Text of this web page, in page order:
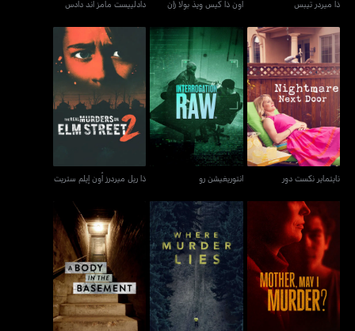
ذا ميردر تيبس أون ذا كيس ويذ بولا زان دادلييست مامز أند دادس
نايتماير نكست دور
نايتماير نكست دور
انتوريغيشن رو
انتوريغيشن رو
ذا ريل ميردرز أون إيلم
ستريت
ذا ريل ميردرز أون إيلم ستريت
ماذر، ماي آي ميردر؟ وير ميردر لايز إي بودي إن ذا بايزمنت